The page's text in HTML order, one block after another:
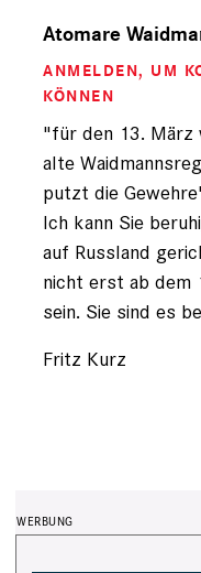
auf
querdenker
(nicht
Atomare
ANMELDEN, UM
KÖNNEN
"für den 13. März
alte
putzt die
Ich kann Sie
auf Russland
nicht erst ab dem
sein. Sie sind es
Fritz Kurz